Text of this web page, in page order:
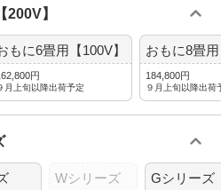
200V】
もに6畳用【100V】
円
月上旬以降出荷予定
おもに8畳
184,800円
９月上旬以降出荷
Wシリーズ Gシリーズ